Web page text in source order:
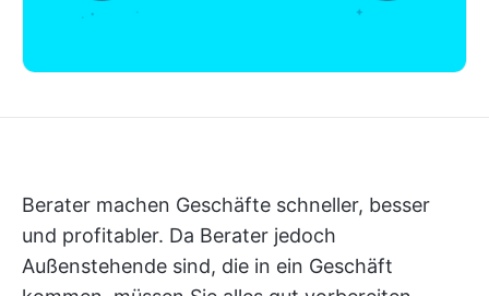
Berater machen Geschäfte schneller, besser
und profitabler. Da Berater jedoch
Außenstehende sind, die in ein Geschäft